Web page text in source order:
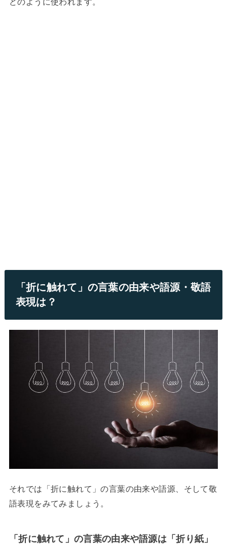
「折に触れて」の言葉の由来や語源・敬語
表現は？
それでは「折に触れて」の言葉の由来や語源、そして敬
語表現をみてみましょう。
「折に触れて」の言葉の由来や語源は「折り紙」